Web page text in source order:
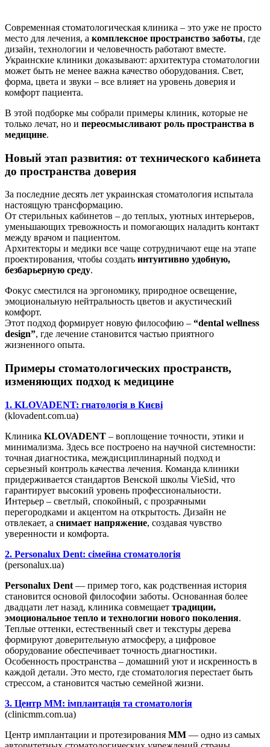
Современная стоматологическая клиника – это уже не просто
место для лечения, а комплексное пространство заботы, где
дизайн, технологии и человечность работают вместе.
Украинские клиники доказывают: архитектура стоматологии
может быть не менее важна качество оборудования. Свет,
форма, цвета и звуки – все влияет на уровень доверия и
комфорт пациента.
В этой подборке мы собрали примеры клиник, которые не
только лечат, но и переосмысливают роль пространства в
медицине.
Новый этап развития: от технического кабинета
до пространства доверия
За последние десять лет украинская стоматология испытала
настоящую трансформацию.
От стерильных кабинетов – до теплых, уютных интерьеров,
уменьшающих тревожность и помогающих наладить контакт
между врачом и пациентом.
Архитекторы и медики все чаще сотрудничают еще на этапе
проектирования, чтобы создать интуитивно удобную,
безбарьерную среду.
Фокус сместился на эргономику, природное освещение,
эмоциональную нейтральность цветов и акустический
комфорт.
Этот подход формирует новую философию – “dental wellness
design”, где лечение становится частью приятного
жизненного опыта.
Примеры стоматологических пространств,
изменяющих подход к медицине
1. KLOVADENT: гнатологія в Києві
(klovadent.com.ua)
Клиника KLOVADENT – воплощение точности, этики и
минимализма. Здесь все построено на научной системности:
точная диагностика, междисциплинарный подход и
серьезный контроль качества лечения. Команда клиники
придерживается стандартов Венской школы VieSid, что
гарантирует высокий уровень профессиональности.
Интерьер – светлый, спокойный, с прозрачными
перегородками и акцентом на открытость. Дизайн не
отвлекает, а снимает напряжение, создавая чувство
уверенности и комфорта.
2. Personalux Dent: сімейна стоматологія
(personalux.ua)
Personalux Dent — пример того, как родственная история
становится основой философии заботы. Основанная более
двадцати лет назад, клиника совмещает традиции,
эмоциональное тепло и технологии нового поколения.
Теплые оттенки, естественный свет и текстуры дерева
формируют доверительную атмосферу, а цифровое
оборудование обеспечивает точность диагностики.
Особенность пространства – домашний уют и искренность в
каждой детали. Это место, где стоматология перестает быть
стрессом, а становится частью семейной жизни.
3. Центр ММ: імплантація та стоматологія
(clinicmm.com.ua)
Центр имплантации и протезирования ММ — одно из самых